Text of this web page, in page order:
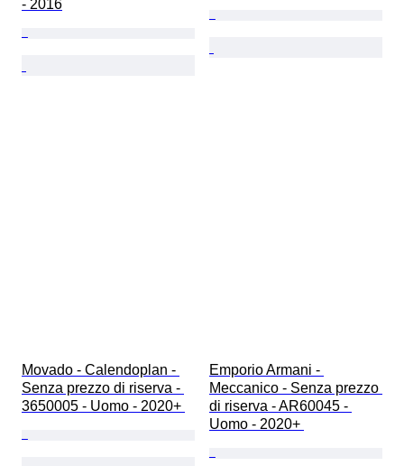
- 2016
Movado - Calendoplan -
Senza prezzo di riserva -
3650005 - Uomo - 2020+
Emporio Armani -
Meccanico - Senza prezzo
di riserva - AR60045 -
Uomo - 2020+